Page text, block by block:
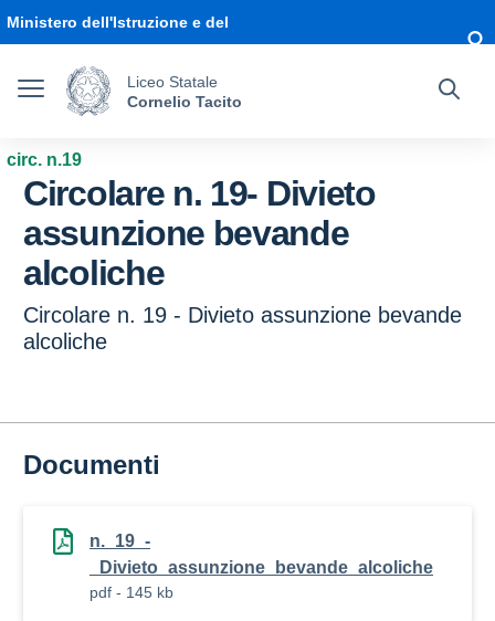
Ministero dell'Istruzione e del
Liceo Statale
Cornelio Tacito
circ. n.19
Circolare n. 19- Divieto
assunzione bevande
alcoliche
Circolare n. 19 - Divieto assunzione bevande
alcoliche
Documenti
n._19_-
_Divieto_assunzione_bevande_alcoliche
pdf - 145 kb